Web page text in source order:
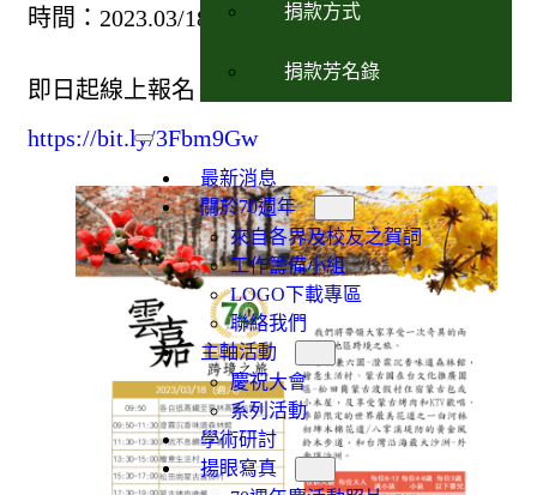
捐款方式
捐款芳名錄
最新消息
關於70週年
來自各界及校友之賀詞
工作籌備小組
LOGO下載專區
聯絡我們
主軸活動
慶祝大會
系列活動
學術研討
揚眼寫真
時間：2023.03/18(六)-03/19(日)
即日起線上報名，額滿為止：
https://bit.ly/3Fbm9Gw